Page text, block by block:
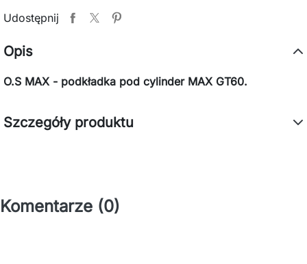
Udostępnij
Opis
O.S MAX - podkładka pod cylinder MAX GT60.
Szczegóły produktu
Komentarze (0)